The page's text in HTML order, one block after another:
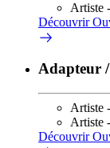
Artiste
Découvrir
Adapteur
Artiste
Artiste
Découvrir